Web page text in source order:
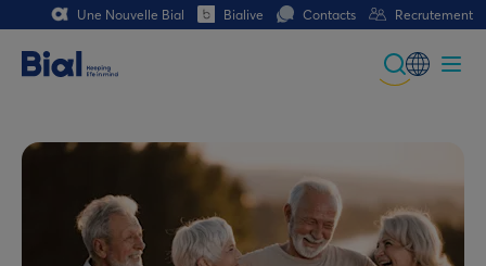
Une Nouvelle Bial Bialive Contacts Recrutement
Spanish
Italian